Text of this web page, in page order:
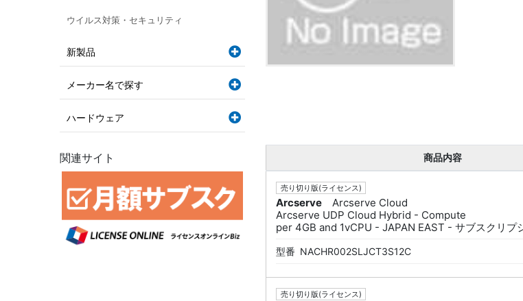
商品内容
売り切り版(ライセンス)
Arcserve
Arcserve Cloud
Arcserve UDP Cloud Hybrid - Compute
per 4GB and 1vCPU - JAPAN EAST - サブスクリプ
型番 NACHR002SLJCT3S12C
売り切り版(ライセンス)
ウイルス対策・セキュリティ
新製品
メーカー名で探す
ハードウェア
関連サイト